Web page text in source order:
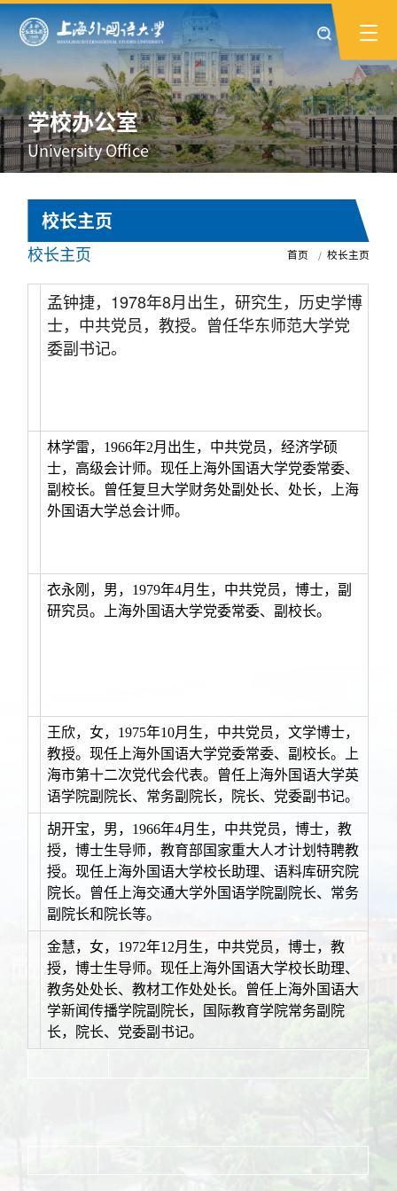
学校办公室
University Office
校长主页
校长主页 首页 校长主页
孟钟捷，1978年8月出生，研究生，历史学博
士，中共党员，教授。曾任华东师范大学党
委副书记。
林学雷，1966年2月出生，中共党员，经济学硕
士，高级会计师。现任上海外国语大学党委常委、
副校长。曾任复旦大学财务处副处长、处长，上海
外国语大学总会计师。
衣永刚，男，1979年4月生，中共党员，博士，副
研究员。上海外国语大学党委常委、副校长。
王欣，女，1975年10月生，中共党员，文学博士，
教授。现任上海外国语大学党委常委、副校长。上
海市第十二次党代会代表。曾任上海外国语大学英
语学院副院长、常务副院长，院长、党委副书记。
胡开宝，男，1966年4月 生，中共党员，博士，教
授，博士生导师，教育部国家重大人才计划特聘教
授。现任上海外国语大学校长助理、语料库研究院
院长。曾任上海交通大学外国语学院副院长、常务
副院长和院长等。
金慧，女，1972年12月生，中共党员，博士，教
授，博士生导师。现任上海外国语大学校长助理、
教务处处长、教材工作处处长。曾任上海外国语大
学新闻传播学院副院长，国际教育学院常务副院
长，院长、党委副书记。